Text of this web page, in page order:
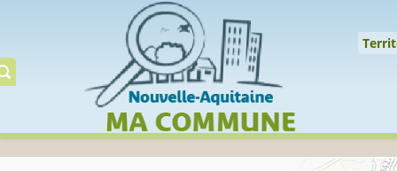
Gérer préserver
Cookies management panel